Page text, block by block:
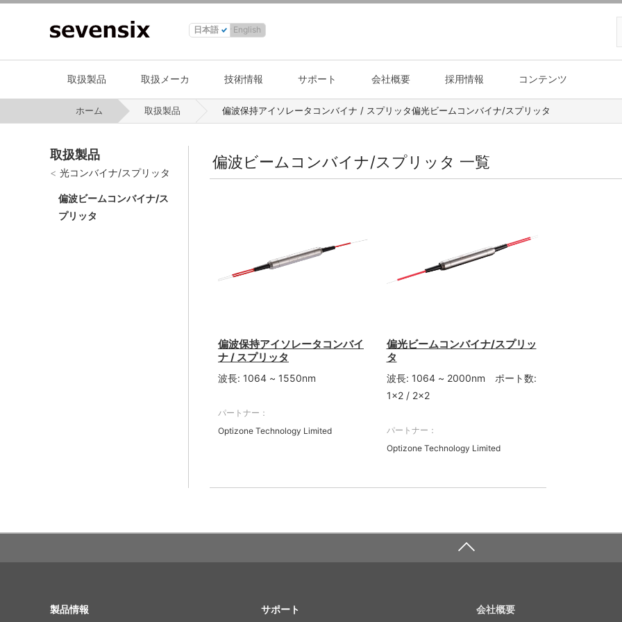
日本語 English
取扱製品 取扱メーカ 技術情報 サポート 会社概要 採用情報 コンテンツ
ホーム 取扱製品 偏波保持アイソレータコンバイナ / スプリッタ偏光ビームコンバイナ/スプリッタ
偏波ビームコンバイナ/スプリッタ 一覧
偏波保持アイソレータコンバイ
ナ / スプリッタ
波長: 1064 ~ 1550nm
パートナー：
Optizone Technology Limited
偏光ビームコンバイナ/スプリッ
タ
波長: 1064 ~ 2000nm ポート数:
1×2 / 2×2
パートナー：
Optizone Technology Limited
取扱製品
光コンバイナ/スプリッタ
偏波ビームコンバイナ/ス
プリッタ
SITE MAP
製品情報 サポート
会社概要